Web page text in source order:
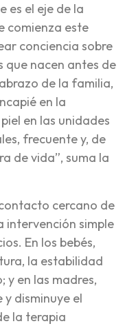
es el eje de la
comienza este
conciencia sobre
que nacen antes de
de la familia,
en la
en las unidades
frecuente y, de
de vida”, suma la
cercano de
intervención simple
En los bebés,
la estabilidad
y en las madres,
disminuye el
la terapia